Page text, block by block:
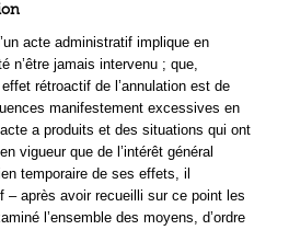
acte administratif implique en
n’être jamais intervenu ; que,
rétroactif de l’annulation est de
manifestement excessives en
a produits et des situations qui ont
vigueur que de l’intérêt général
temporaire de ses effets, il
– après avoir recueilli sur ce point les
l’ensemble des moyens, d’ordre